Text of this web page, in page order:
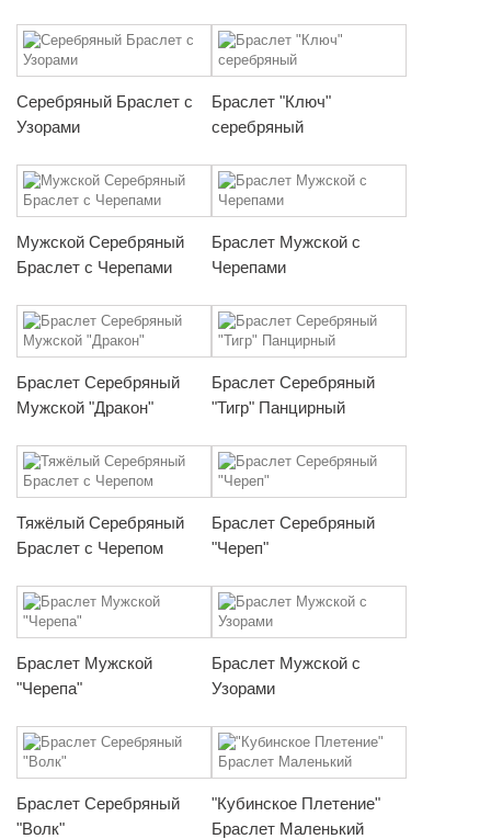
Серебряный Браслет с
Узорами
Браслет "Ключ"
серебряный
Мужской Серебряный
Браслет с Черепами
Браслет Мужской с
Черепами
Браслет Серебряный
Мужской "Дракон"
Браслет Серебряный
"Тигр" Панцирный
Тяжёлый Серебряный
Браслет с Черепом
Браслет Серебряный
"Череп"
Браслет Мужской
"Черепа"
Браслет Мужской с
Узорами
Браслет Серебряный
"Волк"
"Кубинское Плетение"
Браслет Маленький